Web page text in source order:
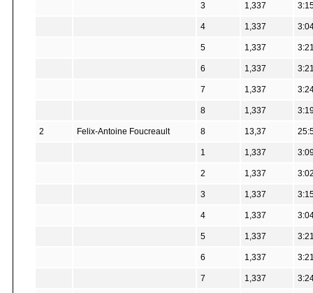
3 1,337
4 1,337
5 1,337
6 1,337
7 1,337
8 1,337
2 Felix-Antoine Foucreault 8 13,37
1 1,337
2 1,337
3 1,337
4 1,337
5 1,337
6 1,337
7 1,337